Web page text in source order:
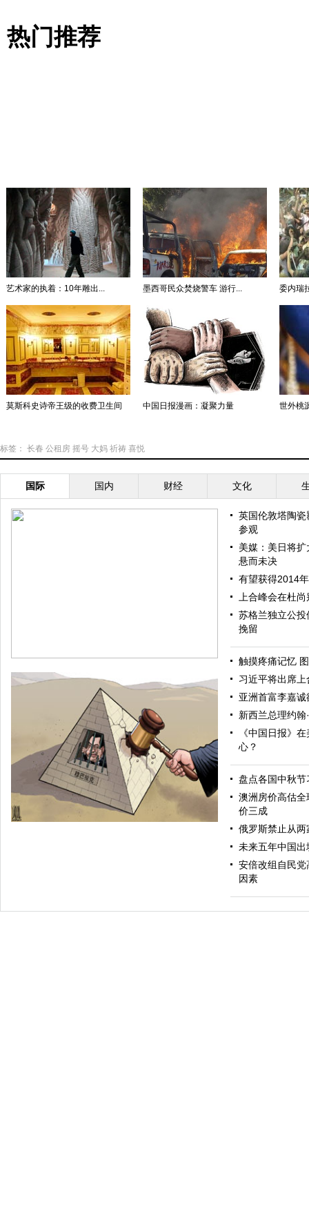
热门推荐
艺术家的执着：10年雕出... 墨西哥民众焚烧警车 游行... 委内瑞
莫斯科史诗帝王级的收费卫生间 中国日报漫画：凝聚力量 世外桃
标签： 长春 公租房 摇号 大妈 祈祷 喜悦
国际 国内 财经 文化
冷暖自知
英国伦敦塔陶
参观
美媒：美日将
悬而未决
有望获得2014
上合峰会在杜
苏格兰独立公
挽留
触摸疼痛记忆
习近平将出席
亚洲首富李嘉
新西兰总理约翰
《中国日报》
心？
盘点各国中秋节
澳洲房价高估
价三成
俄罗斯禁止从
未来五年中国
安倍改组自民
因素